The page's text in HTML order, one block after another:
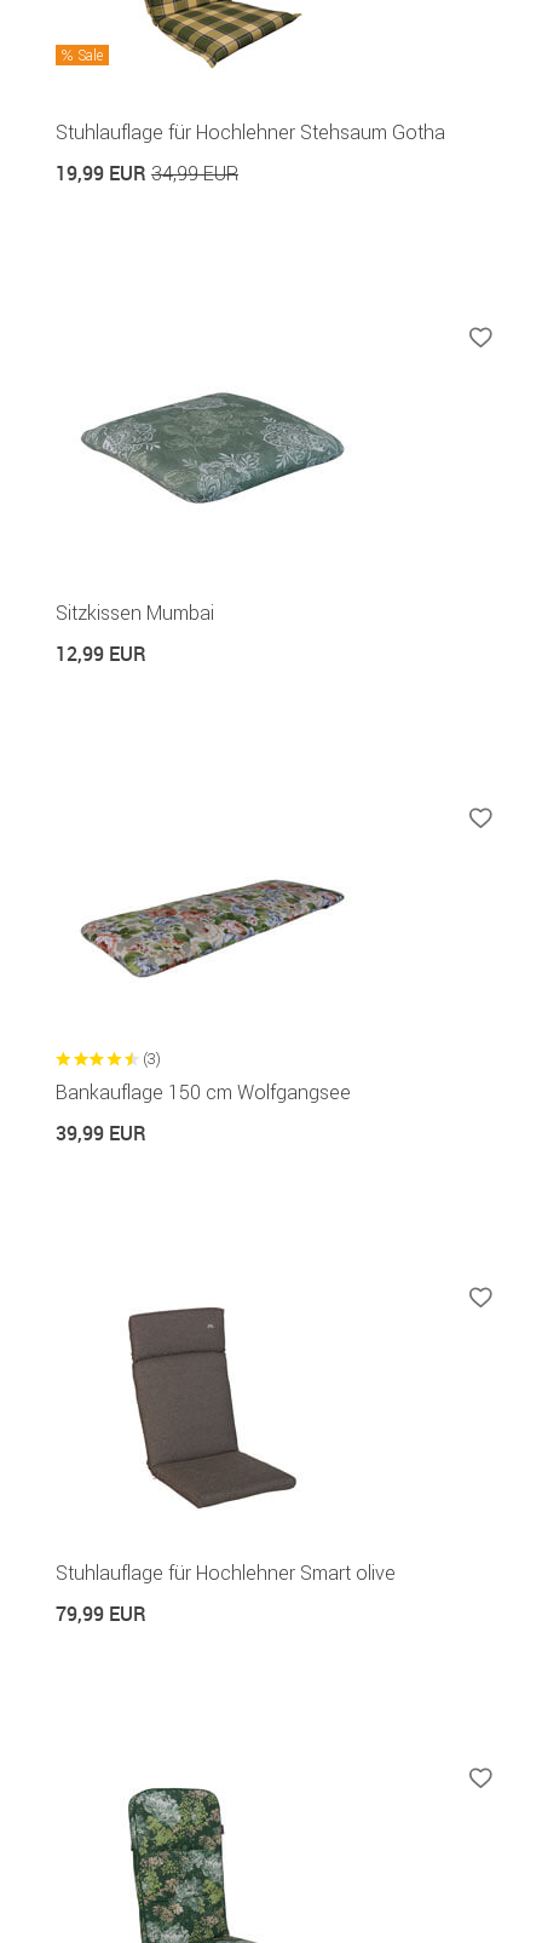
Sale
Stuhlauflage für Hochlehner Stehsaum Gotha
19,99 EUR 34,99 EUR
Sitzkissen Mumbai
12,99 EUR
(3)
Bankauflage 150 cm Wolfgangsee
39,99 EUR
Stuhlauflage für Hochlehner Smart olive
79,99 EUR